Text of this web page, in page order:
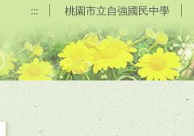
::: 桃園市立自強國民中學